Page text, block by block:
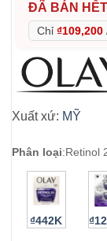
ĐÃ BÁN HẾT
Chỉ ₫109,200
Xuất xứ: MỸ
Phân loại:Retinol
₫442K